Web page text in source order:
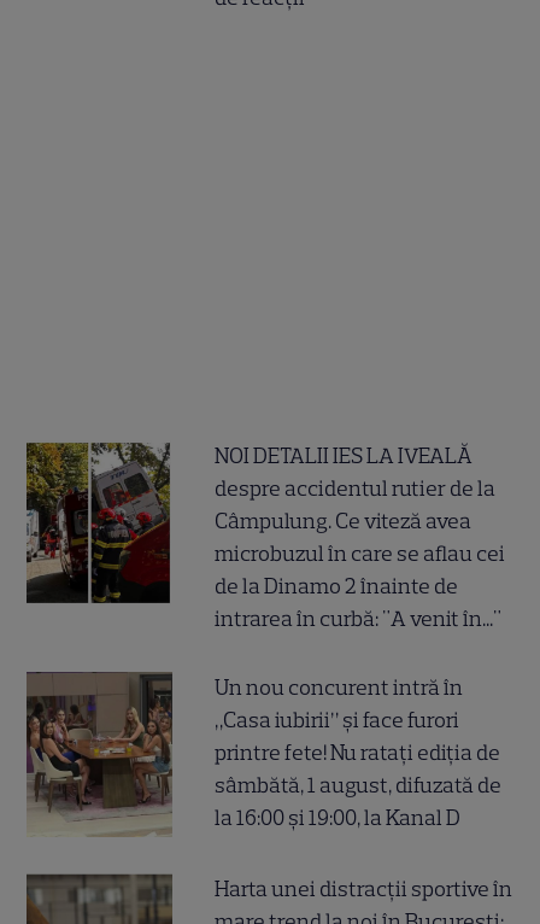
NOI DETALII IES LA IVEALĂ
despre accidentul rutier de la
Câmpulung. Ce viteză avea
microbuzul în care se aflau cei
de la Dinamo 2 înainte de
intrarea în curbă: "A venit în..."
Un nou concurent intră în
„Casa iubirii” și face furori
printre fete! Nu ratați ediția de
sâmbătă, 1 august, difuzată de
la 16:00 și 19:00, la Kanal D
Harta unei distracții sportive în